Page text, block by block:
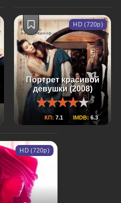
Портрет красивой
девушки (2008)
КП: 7.1 IMDB: 6.3
HD (720p)
HD (720p)